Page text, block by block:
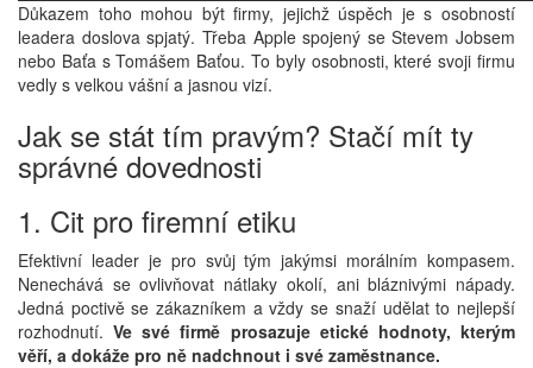
Důkazem toho mohou být firmy, jejichž úspěch je s osobností
leadera doslova spjatý. Třeba Apple spojený se Stevem Jobsem
nebo Baťa s Tomášem Baťou. To byly osobnosti, které svoji firmu
vedly s velkou vášní a jasnou vizí.
Jak se stát tím pravým? Stačí mít ty
správné dovednosti
1. Cit pro firemní etiku
Efektivní leader je pro svůj tým jakýmsi morálním kompasem.
Nenechává se ovlivňovat nátlaky okolí, ani bláznivými nápady.
Jedná poctivě se zákazníkem a vždy se snaží udělat to nejlepší
rozhodnutí.Ve své firmě prosazuje etické hodnoty, kterým
věří, a dokáže pro ně nadchnout i své zaměstnance.